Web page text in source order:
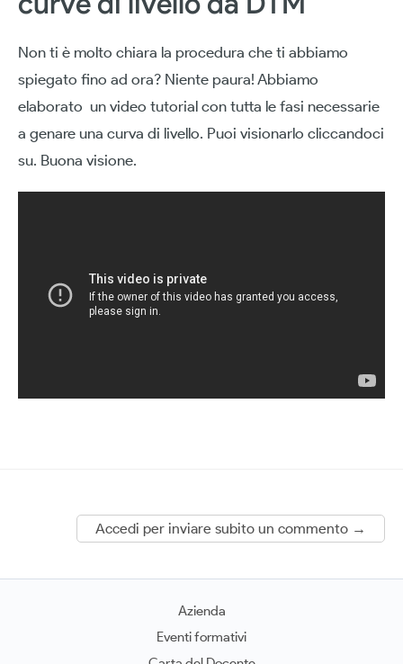
Non ti è molto chiara la procedura che ti abbiamo
spiegato fino ad ora? Niente paura! Abbiamo
elaborato un video tutorial con tutta le fasi necessarie
a genare una curva di livello. Puoi visionarlo cliccandoci
su. Buona visione.
Accedi per inviare subito un commento →
Azienda
Eventi formativi